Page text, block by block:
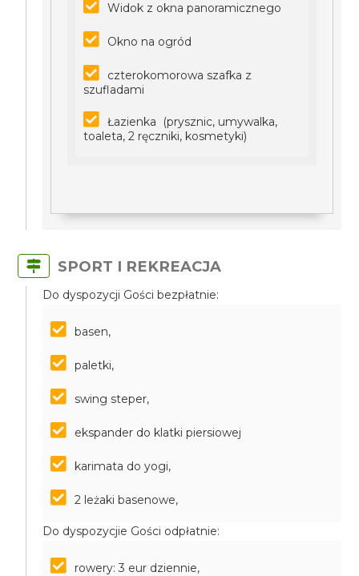
Widok z okna panoramicznego
Okno na ogród
czterokomorowa szafka z
szufladami
Łazienka (prysznic, umywalka,
toaleta, 2 ręczniki, kosmetyki)
SPORT I REKREACJA
Do dyspozycji Gości bezpłatnie:
basen,
paletki,
swing steper,
ekspander do klatki piersiowej
karimata do yogi,
2 leżaki basenowe,
Do dyspozycjie Gości odpłatnie:
rowery: 3 eur dziennie,